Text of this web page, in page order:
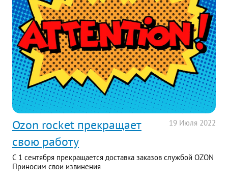
19 Июля 2022
Ozon rocket прекращает
свою работу
С 1 сентября прекращается доставка заказов службой OZON
Приносим свои извинения